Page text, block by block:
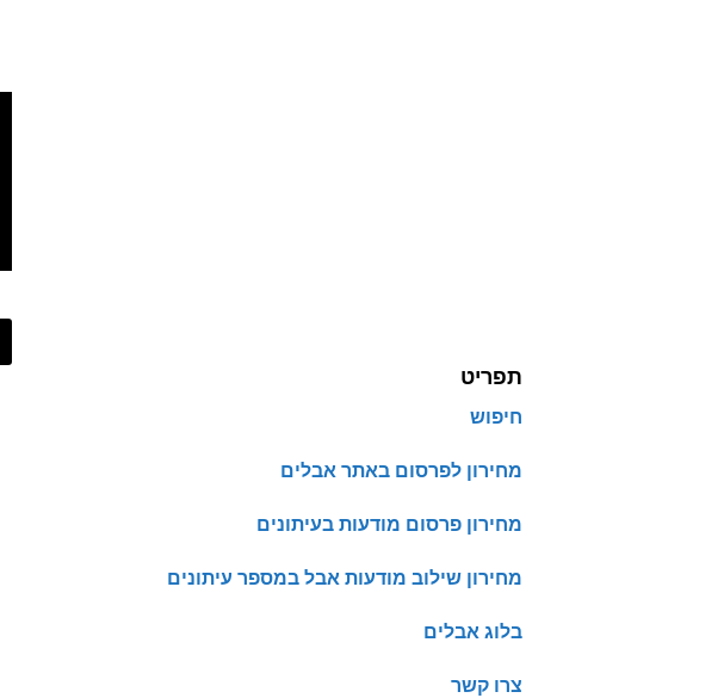
תפריט
חיפוש
מחירון לפרסום באתר אבלים
מחירון פרסום מודעות בעיתונים
מחירון שילוב מודעות אבל במספר עיתונים
בלוג אבלים
צרו קשר